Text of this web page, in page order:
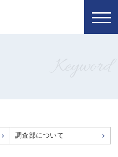
お問い合わせ
調査部について